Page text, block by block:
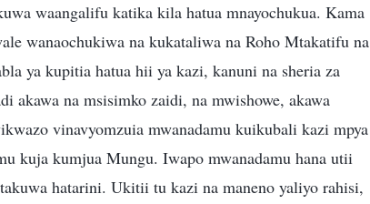
waangalifu katika kila hatua mnayochukua. Kama
wanaochukiwa na kukataliwa na Roho Mtakatifu na
ya kupitia hatua hii ya kazi, kanuni na sheria za
akawa na msisimko zaidi, na mwishowe, akawa
vinavyomzuia mwanadamu kuikubali kazi mpya
kuja kumjua Mungu. Iwapo mwanadamu hana utii
hatarini. Ukitii tu kazi na maneno yaliyo rahisi,